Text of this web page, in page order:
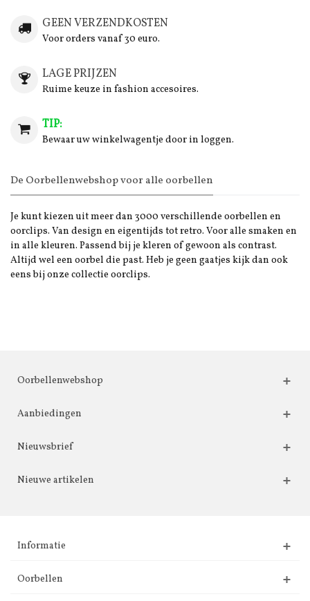
GEEN VERZENDKOSTEN
Voor orders vanaf 30 euro.
LAGE PRIJZEN
Ruime keuze in fashion accesoires.
TIP:
Bewaar uw winkelwagentje door in loggen.
De Oorbellenwebshop voor alle oorbellen
Je kunt kiezen uit meer dan 3000 verschillende oorbellen en
oorclips. Van design en eigentijds tot retro. Voor alle smaken en
in alle kleuren. Passend bij je kleren of gewoon als contrast.
Altijd wel een oorbel die past. Heb je geen gaatjes kijk dan ook
eens bij onze collectie oorclips.
Oorbellenwebshop
Aanbiedingen
Nieuwsbrief
Nieuwe artikelen
Informatie
Oorbellen